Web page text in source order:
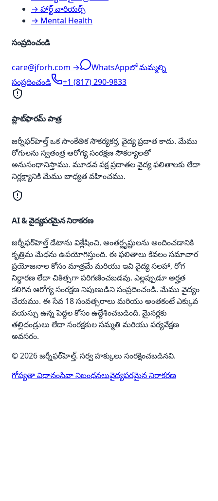
→ హార్ట్ వారియర్స్
→ Mental Health
సంప్రదించండి
care@jforh.com →
WhatsAppలో మమ్మల్ని
సంప్రదించండి
+1 (817) 290-9833
ప్లాట్‌ఫారమ్ పాత్ర
జర్నీఫర్‌హెల్త్ ఒక సాంకేతిక సౌకర్యకర్త, వైద్య ప్రదాత కాదు. మేము
రోగులను స్వతంత్ర ఆరోగ్య సంరక్షణ సౌకర్యాలతో
అనుసంధానిస్తాము. మూడవ పక్ష ప్రదాతల వైద్య ఫలితాలకు లేదా
నిర్లక్ష్యానికి మేము బాధ్యత వహించము.
AI & వైద్యపరమైన నిరాకరణ
జర్నీఫర్‌హెల్త్ డేటాను విశ్లేషించి, అంతర్దృష్టులను అందించడానికి
కృత్రిమ మేధను ఉపయోగిస్తుంది. ఈ ఫలితాలు కేవలం సమాచార
ప్రయోజనాల కోసం మాత్రమే మరియు ఇవి వైద్య సలహా, రోగ
నిర్ధారణ లేదా చికిత్సగా పరిగణించబడవు. ఎల్లప్పుడూ అర్హత
కలిగిన ఆరోగ్య సంరక్షణ నిపుణుడిని సంప్రదించండి. మేము వైద్యం
చేయము. ఈ సేవ 18 సంవత్సరాలు మరియు అంతకంటే ఎక్కువ
వయస్సు ఉన్న పెద్దల కోసం ఉద్దేశించబడింది. మైనర్లకు
తల్లిదండ్రులు లేదా సంరక్షకుల సమ్మతి మరియు పర్యవేక్షణ
అవసరం.
© 2026 జర్నీఫర్‌హెల్త్. సర్వ హక్కులు సంరక్షించబడినవి.
గోప్యతా విధానంసేవా నిబంధనలువైద్యపరమైన నిరాకరణ